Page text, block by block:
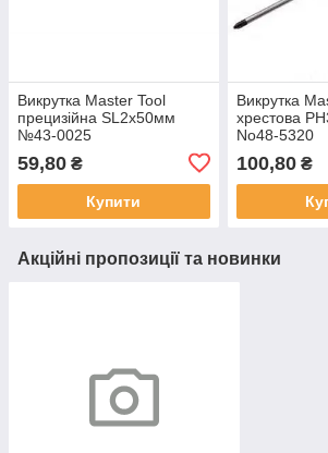
Викрутка Master Tool
прецизійна SL2х50мм
№43-0025
59,80 ₴
Купити
Викрутка
хрестова
No48-5320
100,80₴
Акційні пропозиції та новинки